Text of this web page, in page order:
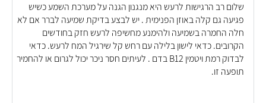
שלום רב הרגישות לרעש היא מנגנון הגנה על מערכת השמע כשיש
פגיעה גם קלה באוזן הפנימית . יש לבצע בדיקת שמיעה לברר אם לא
חלה החמרה בשמיעה ולהימנע מחשיפה לרעש חזק בחודשים
הקרובים. כדאי לישון בלילה עם רחש קל שירגיל המח לרעש. כדאי
לבדוק רמת ויטמין B12 בדם . לעיתים חסר ניכר יכול לגרום או להחמיר
תופעה זו.